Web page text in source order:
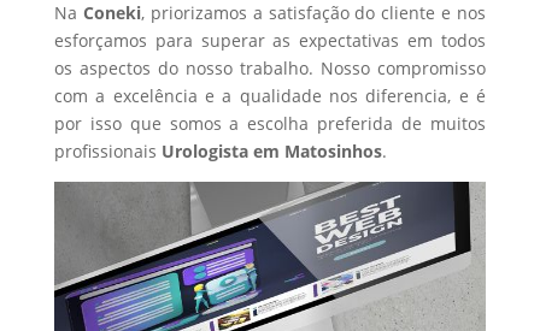
Na Coneki, priorizamos a satisfação do cliente e nos
esforçamos para superar as expectativas em todos
os aspectos do nosso trabalho. Nosso compromisso
com a excelência e a qualidade nos diferencia, e é
por isso que somos a escolha preferida de muitos
profissionais Urologistaem Matosinhos.